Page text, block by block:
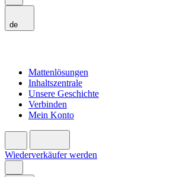
de
Mattenlösungen
Inhaltszentrale
Unsere Geschichte
Verbinden
Mein Konto
Wiederverkäufer werden